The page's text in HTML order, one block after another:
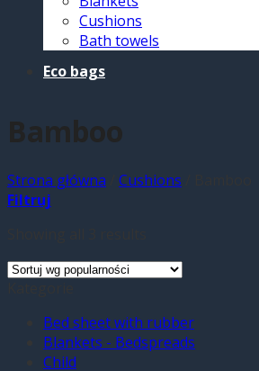
Cushions
Bath towels
Eco bags
Bamboo
Strona główna Cushions
Filtruj
Bed sheet with rubber
Blankets - Bedspreads
Child